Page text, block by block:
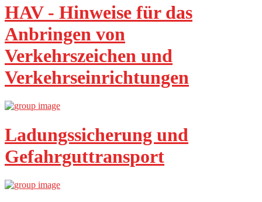
HAV - Hinweise für das
Anbringen von
Verkehrszeichen und
Verkehrseinrichtungen
Ladungssicherung und
Gefahrguttransport